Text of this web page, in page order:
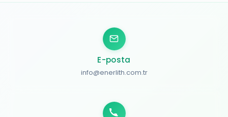
E-posta
info@enerlith.com.tr